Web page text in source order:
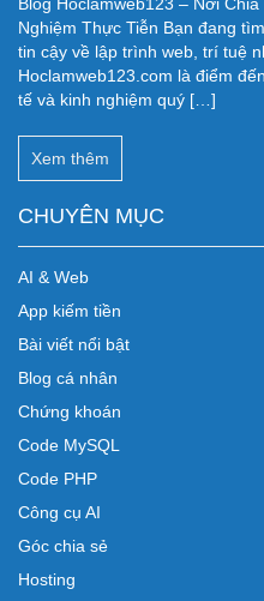
Nghiệm Thực Tiễn Bạn đang
tin cậy về lập trình web, trí tuệ
Hoclamweb123.com là điểm
tế và kinh nghiệm quý […]
Xem thêm
CHUYÊN MỤC
AI & Web
App kiếm tiền
Bài viết nổi bật
Blog cá nhân
Chứng khoán
Code MySQL
Code PHP
Công cụ AI
Góc chia sẻ
Hosting